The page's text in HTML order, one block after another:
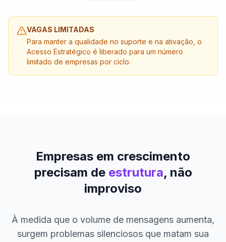
VAGAS LIMITADAS
Para manter a qualidade no suporte e na ativação, o
Acesso Estratégico é liberado para um número
limitado de empresas por ciclo.
Empresas em crescimento
precisam de estrutura, não
improviso
À medida que o volume de mensagens aumenta,
surgem problemas silenciosos que matam sua